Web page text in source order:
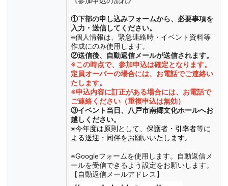
①下部の申し込みフォームから、必要事項を
入力・送信してください。
※個人情報は、緊急連絡時・イベント資料等
作成にのみ使用します。
②送信後、自動返信メールが送信されます。
※この時点で、参加申込は確定となります。
定員オーバーの場合には、お電話でご連絡い
たします。
※申込内容に訂正がある場合には、お電話で
ご連絡ください（重複申込は無効）
③イベント当日、八戸市南郷文化ホールへお
越しください。
※今年度は原則として、保護者・引率者等に
よる送迎・同伴をお願いいたします。
※Googleフォームを使用します。自動返信メ
ールを受信できるよう設定をお願いします。
【自動返信メールアドレス】